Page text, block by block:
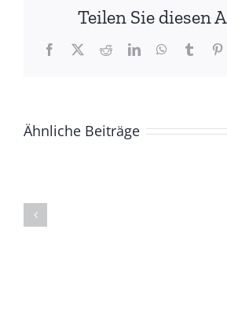
Teilen Sie diesen
Facebook
X RedditLinkedInWhatsApp
Tumblr
Ähnliche Beiträge